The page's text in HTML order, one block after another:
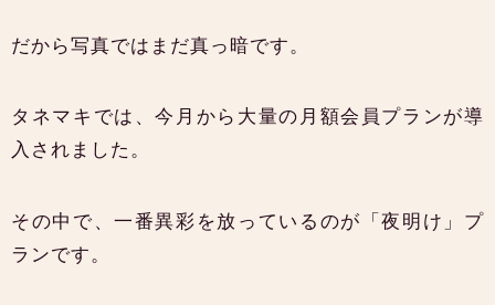
だから写真ではまだ真っ暗です。
タネマキでは、今月から大量の月額会員プランが導
入されました。
その中で、一番異彩を放っているのが「夜明け」プ
ランです。